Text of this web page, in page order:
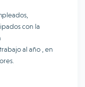
con la
al año , en